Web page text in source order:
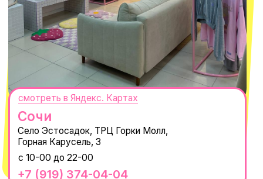
Оплата долями
Size guide
Обмен и возврат
Доставка и оплата
Наши путешествия
Наши проекты
Новости
Каталог
О КОМПАНИИ
Нажимая "Подписаться", вы соглашаетесь с Политикой обработки
персональных данныхи
Согласием на рассылку электронных
сообщений
@MACROCOSM_STORE
MACROCOSM
300 000+ подписчиков
14'000+ подписчиков в нашем Telegram-
канале